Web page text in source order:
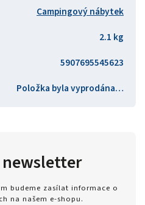
Campingový nábytek
2.1 kg
5907695545623
Položka byla vyprodána…
budeme zasílat informace o
na našem e-shopu.